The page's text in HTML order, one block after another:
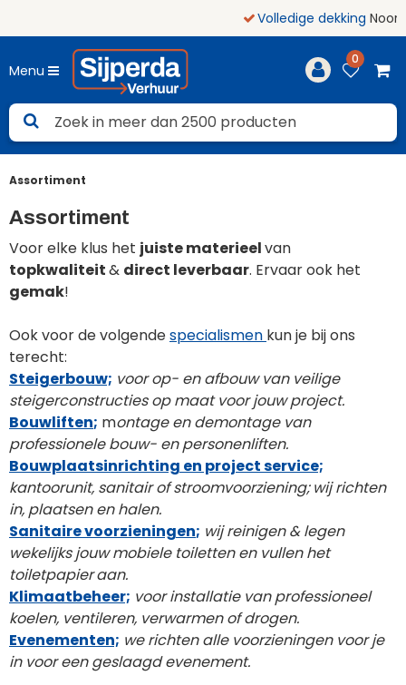
Noord-Nederland
Menu
0
Assortiment
Assortiment
Voor elke klus het juiste materieelvan
topkwaliteit& direct leverbaar. Ervaar ook het
gemak!
Ook voor de volgendespecialismen kun je bij ons
terecht:
Steigerbouw; voor op- en afbouw van veilige
steigerconstructies op maat voor jouw project.
Bouwliften; montage en demontage van
professionele bouw- en personenliften.
Bouwplaatsinrichting en project service;
kantoorunit, sanitair of stroomvoorziening; wij richten
in, plaatsen en halen.
Sanitaire voorzieningen; wij reinigen & legen
wekelijks jouw mobiele toiletten en vullen het
toiletpapieraan.
Klimaatbeheer; voor installatie van professioneel
koelen, ventileren, verwarmen of drogen.
Evenementen; we richten alle voorzieningen voor je
in voor een geslaagd evenement.